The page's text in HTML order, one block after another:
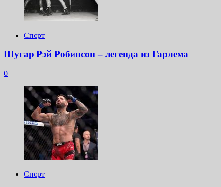
Спорт
Шугар Рэй Робинсон – легенда из Гарлема
0
Спорт